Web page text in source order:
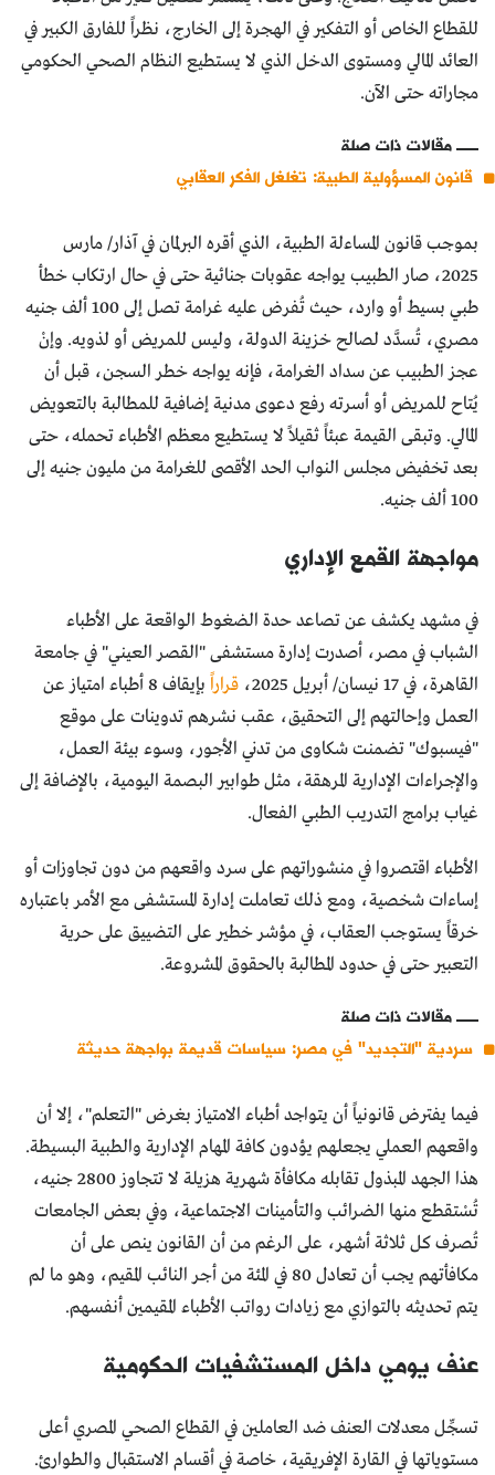
للقطاع الخاص أو التفكير في الهجرة إلى الخارج، نظراً للفارق الكبير في
العائد المالي ومستوى الدخل الذي لا يستطيع النظام الصحي الحكومي
مجاراته حتى الآن.
مقالات ذات صلة
قانون المسؤولية الطبية: تغلغل الفكر العقابي
بموجب قانون المساءلة الطبية، الذي أقره البرلمان في آذار/ مارس
2025، صار الطبيب يواجه عقوبات جنائية حتى في حال ارتكاب خطأ
طبي بسيط أو وارد، حيث تُفرض عليه غرامة تصل إلى 100 ألف جنيه
مصري، تُسدَّد لصالح خزينة الدولة، وليس للمريض أو لذويه. وإنْ
عجز الطبيب عن سداد الغرامة، فإنه يواجه خطر السجن، قبل أن
يُتاح للمريض أو أسرته رفع دعوى مدنية إضافية للمطالبة بالتعويض
المالي. وتبقى القيمة عبئاً ثقيلاً لا يستطيع معظم الأطباء تحمله، حتى
بعد تخفيض مجلس النواب الحد الأقصى للغرامة من مليون جنيه إلى
100 ألف جنيه.
مواجهة القمع الإداري
في مشهد يكشف عن تصاعد حدة الضغوط الواقعة على الأطباء
الشباب في مصر، أصدرت إدارة مستشفى "القصر العيني" في جامعة
القاهرة، في 17 نيسان/ أبريل 2025،
قراراً
بإيقاف 8 أطباء امتياز عن
العمل وإحالتهم إلى التحقيق، عقب نشرهم تدوينات على موقع
"فيسبوك" تضمنت شكاوى من تدني الأجور، وسوء بيئة العمل،
والإجراءات الإدارية المرهقة، مثل طوابير البصمة اليومية، بالإضافة إلى
غياب برامج التدريب الطبي الفعال.
الأطباء اقتصروا في منشوراتهم على سرد واقعهم من دون تجاوزات أو
إساءات شخصية، ومع ذلك تعاملت إدارة المستشفى مع الأمر باعتباره
خرقاً يستوجب العقاب، في مؤشر خطير على التضييق على حرية
التعبير حتى في حدود المطالبة بالحقوق المشروعة.
مقالات ذات صلة
سردية "التجديد" في مصر: سياسات قديمة بواجهة حديثة
فيما يفترض قانونياً أن يتواجد أطباء الامتياز بغرض "التعلم"، إلا أن
واقعهم العملي يجعلهم يؤدون كافة المهام الإدارية والطبية البسيطة.
هذا الجهد المبذول تقابله مكافأة شهرية هزيلة لا تتجاوز 2800 جنيه،
تُسْتقطع منها الضرائب والتأمينات الاجتماعية، وفي بعض الجامعات
تُصرف كل ثلاثة أشهر، على الرغم من أن القانون ينص على أن
مكافأتهم يجب أن تعادل 80 في المئة من أجر النائب المقيم، وهو ما لم
يتم تحديثه بالتوازي مع زيادات رواتب الأطباء المقيمين أنفسهم.
عنف يومي داخل المستشفيات الحكومية
تسجِّل معدلات العنف ضد العاملين في القطاع الصحي المصري أعلى
مستوياتها في القارة الإفريقية، خاصة في أقسام الاستقبال والطوارئ.